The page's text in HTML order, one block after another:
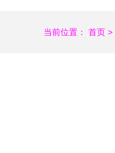
当前位置： 首页 >